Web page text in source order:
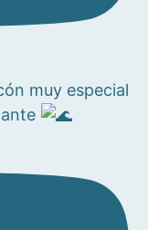
muy especial